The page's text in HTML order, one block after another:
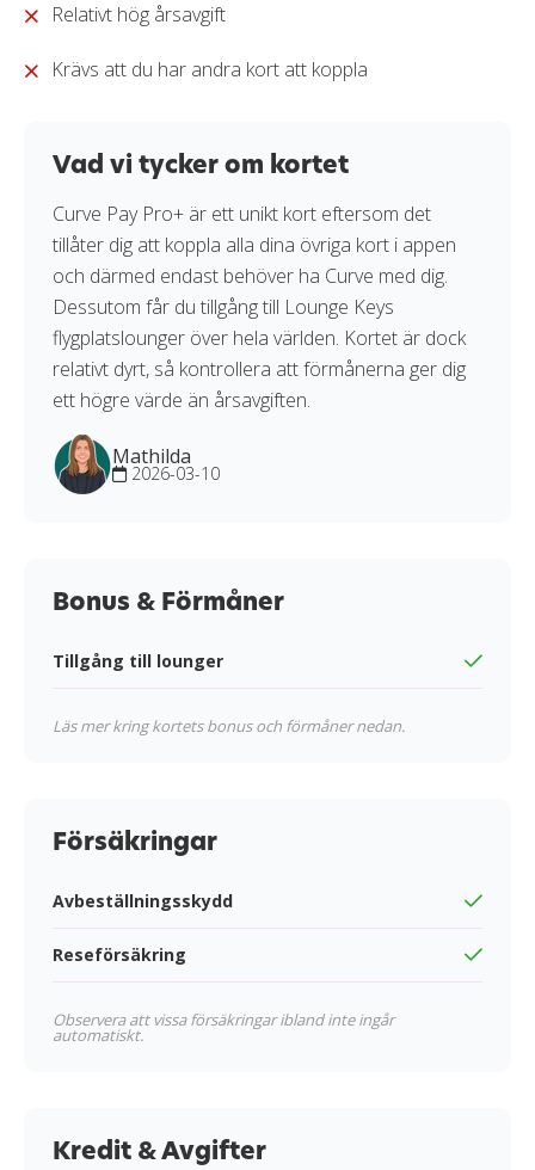
Relativt hög årsavgift
Krävs att du har andra kort att koppla
Vad vi tycker om kortet
Curve Pay Pro+ är ett unikt kort eftersom det
tillåter dig att koppla alla dina övriga kort i appen
och därmed endast behöver ha Curve med dig.
Dessutom får du tillgång till Lounge Keys
flygplatslounger över hela världen. Kortet är dock
relativt dyrt, så kontrollera att förmånerna ger dig
ett högre värde än årsavgiften.
Mathilda
2026-03-10
Bonus & Förmåner
Tillgång till lounger
Läs mer kring kortets bonus och förmåner nedan.
Försäkringar
Avbeställningsskydd
Reseförsäkring
Observera att vissa försäkringar ibland inte ingår
automatiskt.
Kredit & Avgifter